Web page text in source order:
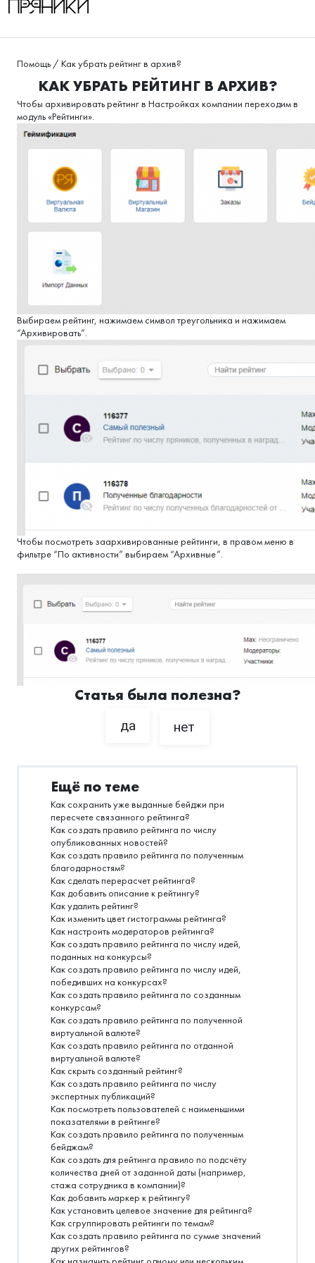
Помощь / Как убрать рейтинг в архив?
КАК УБРАТЬ РЕЙТИНГ В АРХИВ?
Чтобы архивировать рейтинг в Настройках компании переходим в
модуль «Рейтинги».
Выбираем рейтинг, нажимаем символ треугольника и нажимаем
“Архивировать”.
Чтобы посмотреть заархивированные рейтинги, в правом меню в
фильтре “По активности” выбираем “Архивные”.
Статья была полезна?
да нет
Ещё по теме
Как сохранить уже выданные бейджи при
пересчете связанного рейтинга?
Как создать правило рейтинга по числу
опубликованных новостей?
Как создать правило рейтинга по полученным
благодарностям?
Как сделать перерасчет рейтинга?
Как добавить описание к рейтингу?
Как удалить рейтинг?
Как изменить цвет гистограммы рейтинга?
Как настроить модераторов рейтинга?
Как создать правило рейтинга по числу идей,
поданных на конкурсы?
Как создать правило рейтинга по числу идей,
победивших на конкурсах?
Как создать правило рейтинга по созданным
конкурсам?
Как создать правило рейтинга по полученной
виртуальной валюте?
Как создать правило рейтинга по отданной
виртуальной валюте?
Как скрыть созданный рейтинг?
Как создать правило рейтинга по числу
экспертных публикаций?
Как посмотреть пользователей с наименьшими
показателями в рейтинге?
Как создать правило рейтинга по полученным
бейджам?
Как создать для рейтинга правило по подсчёту
количества дней от заданной даты (например,
стажа сотрудника в компании)?
Как добавить маркер к рейтингу?
Как установить целевое значение для рейтинга?
Как сгруппировать рейтинги по темам?
Как создать правило рейтинга по сумме значений
других рейтингов?